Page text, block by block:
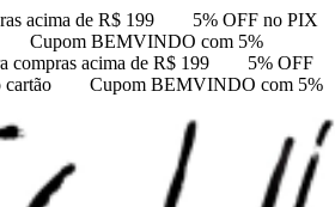
acima de R$ 199
5% OFF no PIX
Cupom BEMVINDO com 5%
compras acima de R$ 199
5% OFF
Cupom BEMVINDO com 5%